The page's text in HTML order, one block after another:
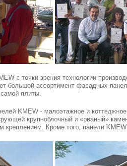
с точки зрения технологии
большой ассортимент фасадных
плиты.
KMEW - малоэтажное и
крупноблочный и «рваный»
креплением. Кроме того, панели